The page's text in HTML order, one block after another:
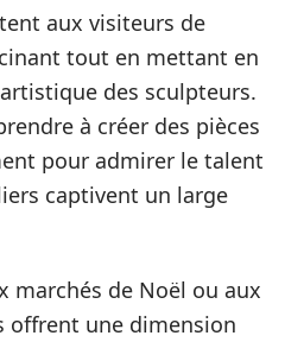
aux visiteurs de
tout en mettant en
des sculpteurs.
à créer des pièces
pour admirer le talent
captivent un large
marchés de Noël ou aux
offrent une dimension